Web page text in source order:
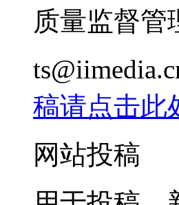
质量监督管
稿请点击此
网站投稿